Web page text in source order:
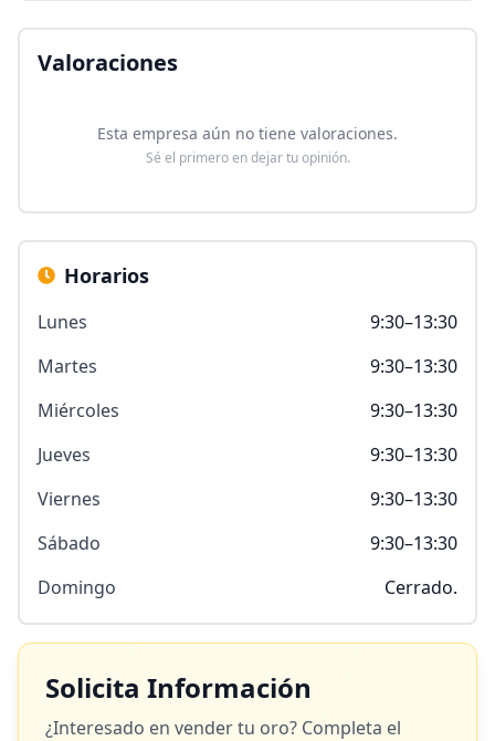
Valoraciones
Esta empresa aún no tiene valoraciones.
Sé el primero en dejar tu opinión.
Horarios
Lunes
9:30–13:30
Martes
9:30–13:30
Miércoles
9:30–13:30
Jueves
9:30–13:30
Viernes
9:30–13:30
Sábado
9:30–13:30
Domingo
Cerrado.
Solicita Información
¿Interesado en vender tu oro? Completa el